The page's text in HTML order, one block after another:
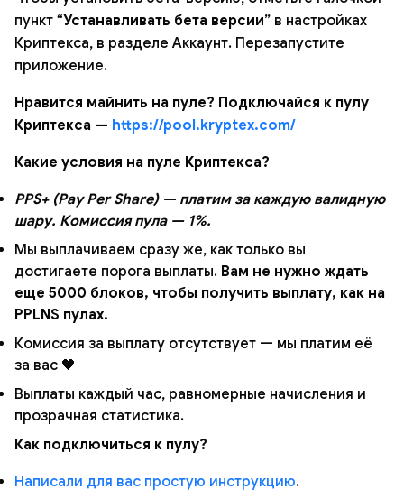
пункт “Устанавливать бета версии” в настройках
Криптекса, в разделе Аккаунт. Перезапустите
приложение.
Нравится майнить на пуле? Подключайся к пулу
Криптекса — https://pool.kryptex.com/
Какие условия на пуле Криптекса?
PPS+ (Pay Per Share) — платим за каждую валидную
шару. Комиссия пула — 1%.
Мы выплачиваем сразу же, как только вы
достигаете порога выплаты. Вам не нужно ждать
еще 5000 блоков, чтобы получить выплату, как на
PPLNS пулах.
Комиссия за выплату отсутствует — мы платим её
за вас 🖤
Выплаты каждый час, равномерные начисления и
прозрачная статистика.
Как подключиться к пулу?
Написали для вас простую инструкцию.